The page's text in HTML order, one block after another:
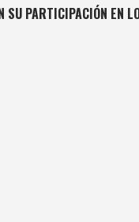
SU PARTICIPACIÓN EN